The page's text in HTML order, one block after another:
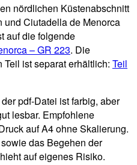
nördlichen Küstenabschnitt
und Ciutadella de Menorca
auf die folgende
– GR 223. Die
ist separat erhältlich: Teil
pdf-Datei ist farbig, aber
lesbar. Empfohlene
auf A4 ohne Skalierung.
das Begehen der
auf eigenes Risiko.